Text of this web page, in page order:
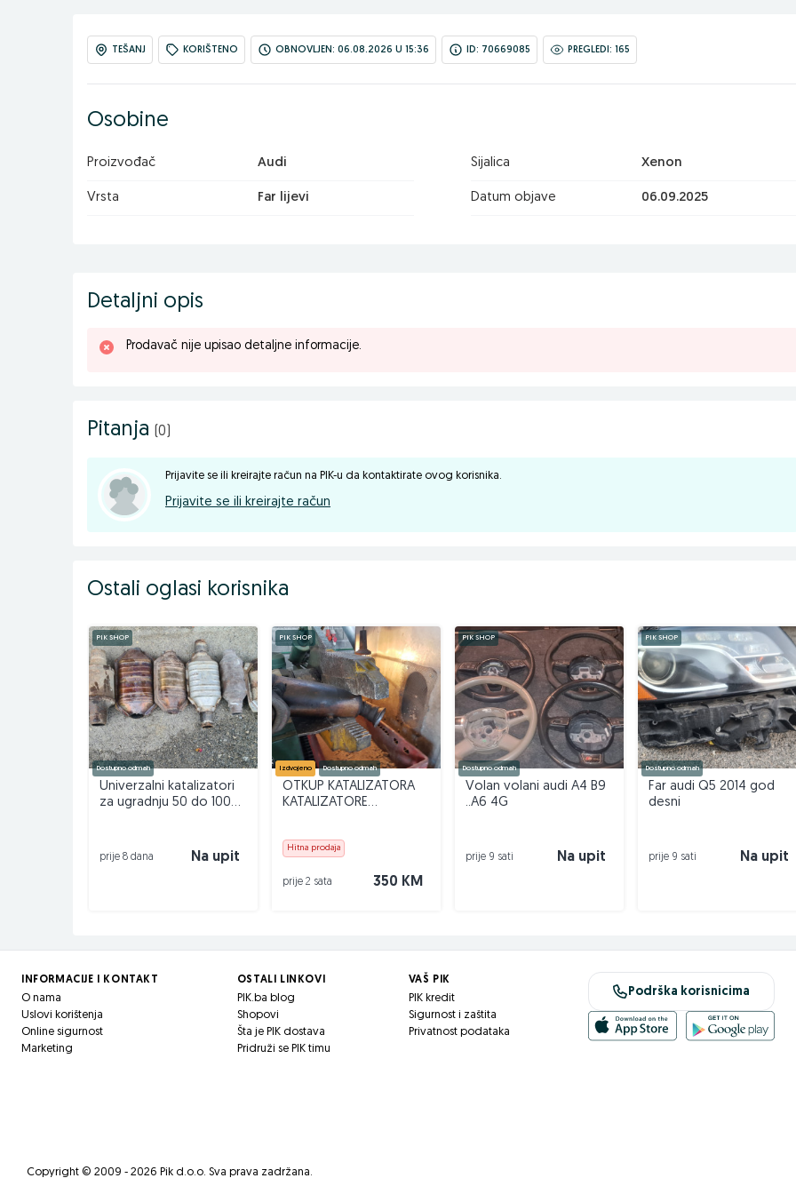
TEŠANJ KORIŠTENO OBNOVLJEN: 06.08.2026 U 15:36 ID: 70669085 PREGLEDI: 165
Osobine
Proizvođač Audi Sijalica Xenon
Vrsta Far lijevi Datum objave 06.09.2025
Detaljni opis
Prodavač nije upisao detaljne informacije.
Pitanja (0)
Prijavite se ili kreirajte račun na PIK-u da kontaktirate ovog korisnika.
Prijavite se ili kreirajte račun
Ostali oglasi korisnika
PIK SHOP
Dostupno odmah
Univerzalni katalizatori
za ugradnju 50 do 100
Na upit
prije 8 dana
PIK SHOP
Izdvojeno Dostupno odmah
OTKUP KATALIZATORA
KATALIZATORE
Hitna prodaja
350 KM
prije 2 sata
PIK SHOP
Dostupno odmah
Volan volani audi A4 B9
..A6 4G
Na upit
prije 9 sati
PIK SHOP
Dostupno odmah
Far audi Q5 2014 god
desni
Na upit
prije 9 sati
INFORMACIJE I KONTAKT
O nama
Uslovi korištenja
Online sigurnost
Marketing
OSTALI LINKOVI
PIK.ba blog
Shopovi
Šta je PIK dostava
Pridruži se PIK timu
VAŠ PIK
PIK kredit
Sigurnost i zaštita
Privatnost podataka
Podrška korisnicima
Copyright © 2009 - 2026 Pik d.o.o. Sva prava zadržana.